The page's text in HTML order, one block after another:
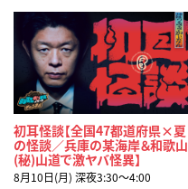
初耳怪談【全国47都道府県×夏
の怪談／兵庫の某海岸＆和歌山
(秘)山道で激ヤバ怪異】
8月10日(月) 深夜3:30〜4:00